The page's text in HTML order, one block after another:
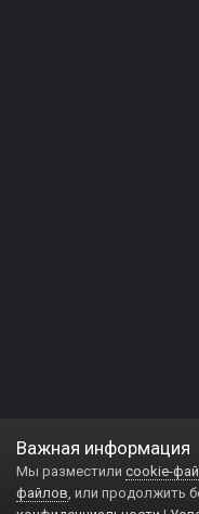
Важная информация
Мы разместили cookie-
файлов, или продолжить